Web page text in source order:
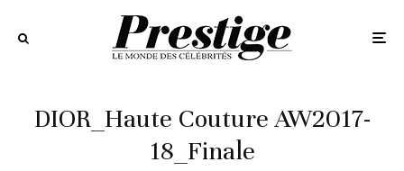
DIOR_Haute Couture AW2017-
18_Finale